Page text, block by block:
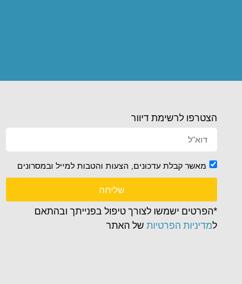
הצטרפו לרשימת דיוור
מאשר קבלת עדכונים, הצעות והטבות למייל ובמסרונים
שליחה
*הפרטים ישמשו לצורך טיפול בפנייתך ובהתאם
למדיניות הפרטיותשל האתר